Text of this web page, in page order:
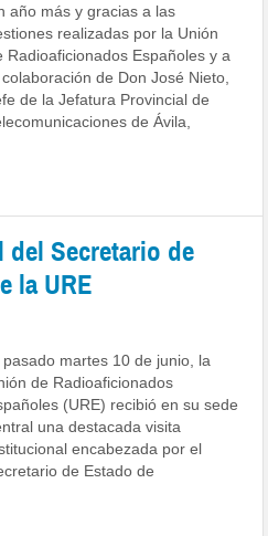
año más y gracias a las
realizadas por la Unión
Radioaficionados Españoles y a
colaboración de Don José Nieto,
de la Jefatura Provincial de
de Ávila,
Secretario de
la URE
pasado martes 10 de junio, la
de Radioaficionados
(URE) recibió en su sede
una destacada visita
encabezada por el
de Estado de